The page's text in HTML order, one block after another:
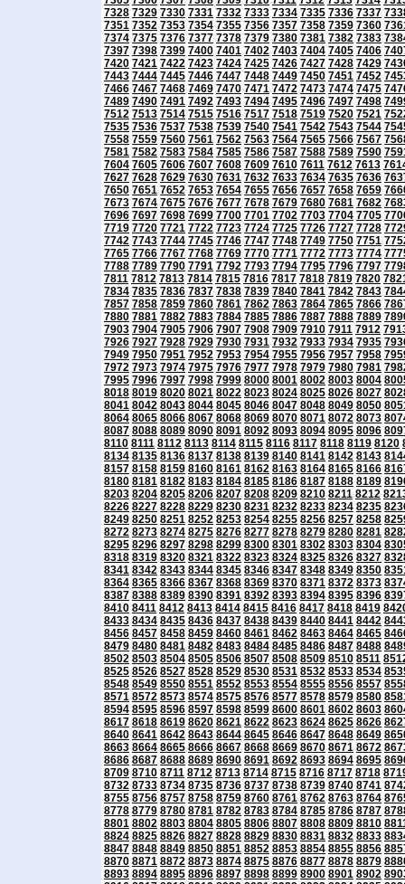
7328 7329 7330 7331 7332 7333 7334 7335 7336 7337
7351 7352 7353 7354 7355 7356 7357 7358 7359 7360
7374 7375 7376 7377 7378 7379 7380 7381 7382 7383
7397 7398 7399 7400 7401 7402 7403 7404 7405 7406
7420 7421 7422 7423 7424 7425 7426 7427 7428 7429
7443 7444 7445 7446 7447 7448 7449 7450 7451 7452
7466 7467 7468 7469 7470 7471 7472 7473 7474 7475
7489 7490 7491 7492 7493 7494 7495 7496 7497 7498
7512 7513 7514 7515 7516 7517 7518 7519 7520 7521
7535 7536 7537 7538 7539 7540 7541 7542 7543 7544
7558 7559 7560 7561 7562 7563 7564 7565 7566 7567
7581 7582 7583 7584 7585 7586 7587 7588 7589 7590
7604 7605 7606 7607 7608 7609 7610 7611 7612 7613
7627 7628 7629 7630 7631 7632 7633 7634 7635 7636
7650 7651 7652 7653 7654 7655 7656 7657 7658 7659
7673 7674 7675 7676 7677 7678 7679 7680 7681 7682
7696 7697 7698 7699 7700 7701 7702 7703 7704 7705
7719 7720 7721 7722 7723 7724 7725 7726 7727 7728
7742 7743 7744 7745 7746 7747 7748 7749 7750 7751
7765 7766 7767 7768 7769 7770 7771 7772 7773 7774
7788 7789 7790 7791 7792 7793 7794 7795 7796 7797
7811 7812 7813 7814 7815 7816 7817 7818 7819 7820
7834 7835 7836 7837 7838 7839 7840 7841 7842 7843
7857 7858 7859 7860 7861 7862 7863 7864 7865 7866
7880 7881 7882 7883 7884 7885 7886 7887 7888 7889
7903 7904 7905 7906 7907 7908 7909 7910 7911 7912
7926 7927 7928 7929 7930 7931 7932 7933 7934 7935
7949 7950 7951 7952 7953 7954 7955 7956 7957 7958
7972 7973 7974 7975 7976 7977 7978 7979 7980 7981
7995 7996 7997 7998 7999 8000 8001 8002 8003 8004
8018 8019 8020 8021 8022 8023 8024 8025 8026 8027
8041 8042 8043 8044 8045 8046 8047 8048 8049 8050
8064 8065 8066 8067 8068 8069 8070 8071 8072 8073
8087 8088 8089 8090 8091 8092 8093 8094 8095 8096
8110 8111 8112 8113 8114 8115 8116 8117 8118 8119 8120
8134 8135 8136 8137 8138 8139 8140 8141 8142 8143
8157 8158 8159 8160 8161 8162 8163 8164 8165 8166
8180 8181 8182 8183 8184 8185 8186 8187 8188 8189
8203 8204 8205 8206 8207 8208 8209 8210 8211 8212
8226 8227 8228 8229 8230 8231 8232 8233 8234 8235
8249 8250 8251 8252 8253 8254 8255 8256 8257 8258
8272 8273 8274 8275 8276 8277 8278 8279 8280 8281
8295 8296 8297 8298 8299 8300 8301 8302 8303 8304
8318 8319 8320 8321 8322 8323 8324 8325 8326 8327
8341 8342 8343 8344 8345 8346 8347 8348 8349 8350
8364 8365 8366 8367 8368 8369 8370 8371 8372 8373
8387 8388 8389 8390 8391 8392 8393 8394 8395 8396
8410 8411 8412 8413 8414 8415 8416 8417 8418 8419
8433 8434 8435 8436 8437 8438 8439 8440 8441 8442
8456 8457 8458 8459 8460 8461 8462 8463 8464 8465
8479 8480 8481 8482 8483 8484 8485 8486 8487 8488
8502 8503 8504 8505 8506 8507 8508 8509 8510 8511
8525 8526 8527 8528 8529 8530 8531 8532 8533 8534
8548 8549 8550 8551 8552 8553 8554 8555 8556 8557
8571 8572 8573 8574 8575 8576 8577 8578 8579 8580
8594 8595 8596 8597 8598 8599 8600 8601 8602 8603
8617 8618 8619 8620 8621 8622 8623 8624 8625 8626
8640 8641 8642 8643 8644 8645 8646 8647 8648 8649
8663 8664 8665 8666 8667 8668 8669 8670 8671 8672
8686 8687 8688 8689 8690 8691 8692 8693 8694 8695
8709 8710 8711 8712 8713 8714 8715 8716 8717 8718
8732 8733 8734 8735 8736 8737 8738 8739 8740 8741
8755 8756 8757 8758 8759 8760 8761 8762 8763 8764
8778 8779 8780 8781 8782 8783 8784 8785 8786 8787
8801 8802 8803 8804 8805 8806 8807 8808 8809 8810
8824 8825 8826 8827 8828 8829 8830 8831 8832 8833
8847 8848 8849 8850 8851 8852 8853 8854 8855 8856
8870 8871 8872 8873 8874 8875 8876 8877 8878 8879
8893 8894 8895 8896 8897 8898 8899 8900 8901 8902